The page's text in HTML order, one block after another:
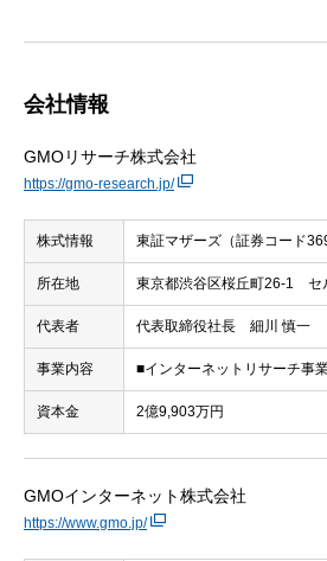
会社情報
GMOリサーチ株式会社
https://gmo-research.jp/
株式情報 東証マザーズ（証券コード
所在地 東京都渋谷区桜丘町26-1 セ
代表者 代表取締役社長 細川 慎一
事業内容 ■インターネットリサーチ事
資本金 2億9,903万円
GMOインターネット株式会社
https://www.gmo.jp/